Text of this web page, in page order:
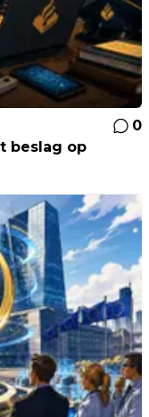
0
beslag op